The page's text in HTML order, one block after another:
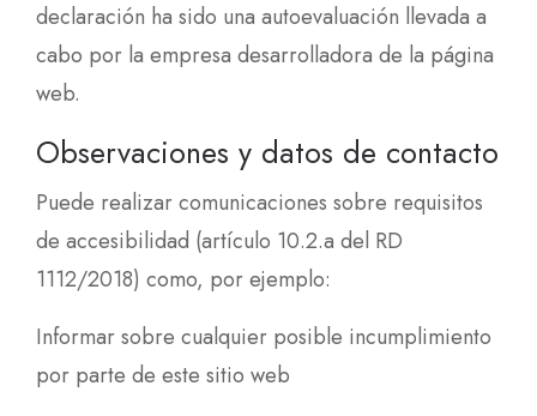
declaración ha sido una autoevaluación llevada a
cabo por la empresa desarrolladora de la página
web.
Observaciones y datos de contacto
Puede realizar comunicaciones sobre requisitos
de accesibilidad (artículo 10.2.a del RD
1112/2018) como, por ejemplo:
Informar sobre cualquier posible incumplimiento
por parte de este sitio web